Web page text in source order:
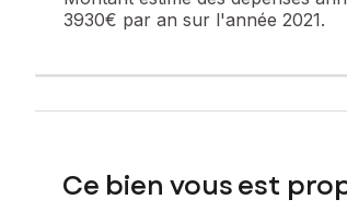
3930€ par an sur l'année 2021.
Ce bien vous est